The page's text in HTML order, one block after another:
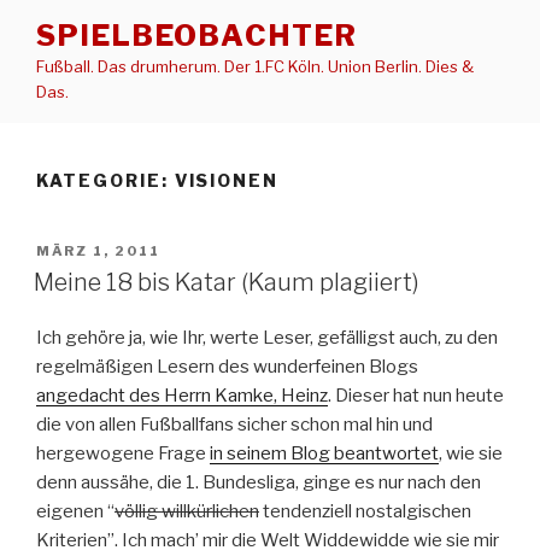
Inhalt
springen
SPIELBEOBACHTER
Fußball. Das drumherum. Der 1.FC Köln. Union Berlin. Dies &
Das.
KATEGORIE: VISIONEN
VERÖFFENTLICHT
AM
MÄRZ 1, 2011
Meine 18 bis Katar (Kaum plagiiert)
Ich gehöre ja, wie Ihr, werte Leser, gefälligst auch, zu den
regelmäßigen Lesern des wunderfeinen Blogs
angedacht des Herrn Kamke, Heinz. Dieser hat nun heute
die von allen Fußballfans sicher schon mal hin und
hergewogene Frage in seinem Blog beantwortet, wie sie
denn aussähe, die 1. Bundesliga, ginge es nur nach den
eigenen “völlig willkürlichentendenziell nostalgischen
Kriterien”. Ich mach’ mir die Welt Widdewidde wie sie mir